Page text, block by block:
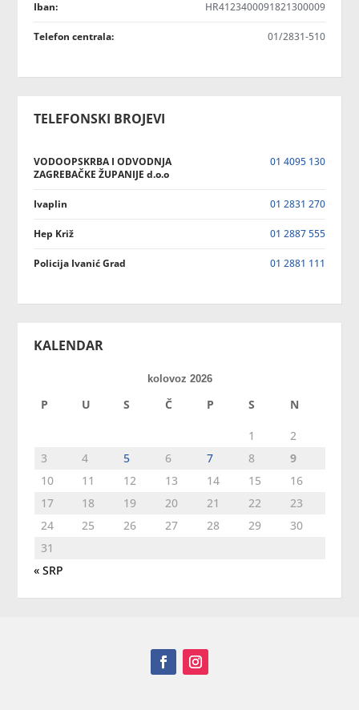
Iban: HR4123400091821300009
Telefon centrala: 01/2831-510
TELEFONSKI BROJEVI
VODOOPSKRBA I ODVODNJA
ZAGREBAČKE ŽUPANIJE d.o.o
01 4095 130
Ivaplin 01 2831 270
Hep Križ 01 2887 555
Policija Ivanić Grad 01 2881 111
KALENDAR
kolovoz 2026
P U S Č P S N
1
2
3
4 5 6 7 8
9
10
11 12 13 14 15
16
17
18 19 20 21 22
23
24
25 26 27 28 29
30
31
« SRP